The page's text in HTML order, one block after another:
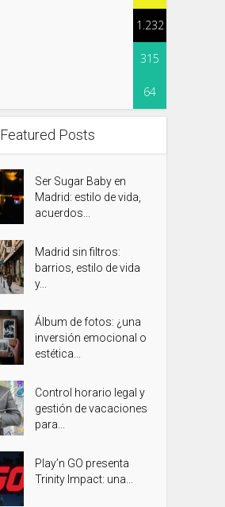
1.232
315
64
Featured Posts
Ser Sugar Baby en
Madrid: estilo de vida,
acuerdos...
Madrid sin filtros:
barrios, estilo de vida
y...
Álbum de fotos: ¿una
inversión emocional o
estética...
Control horario legal y
gestión de vacaciones
para...
Play’n GO presenta
Trinity Impact: una...